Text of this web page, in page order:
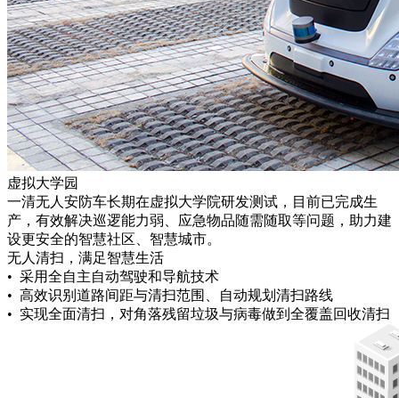
虚拟大学园
一清无人安防车长期在虚拟大学院研发测试，目前已完成生
产，有效解决巡逻能力弱、应急物品随需随取等问题，助力建
设更安全的智慧社区、智慧城市。
无人清扫，满足智慧生活
• 采用全自主自动驾驶和导航技术
• 高效识别道路间距与清扫范围、自动规划清扫路线
• 实现全面清扫，对角落残留垃圾与病毒做到全覆盖回收清扫